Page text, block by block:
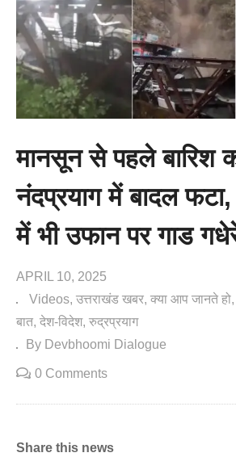
मानसून से पहले बारिश
नंदप्रयाग में बादल फटा,
में भी उफान पर गाड
APRIL 10, 2025
Videos उत्तराखंड खबर क्या आप जानते हो
बात देश-विदेश रुद्रप्रयाग
By Devbhoomi Dialogue
0 Comments
Share this news